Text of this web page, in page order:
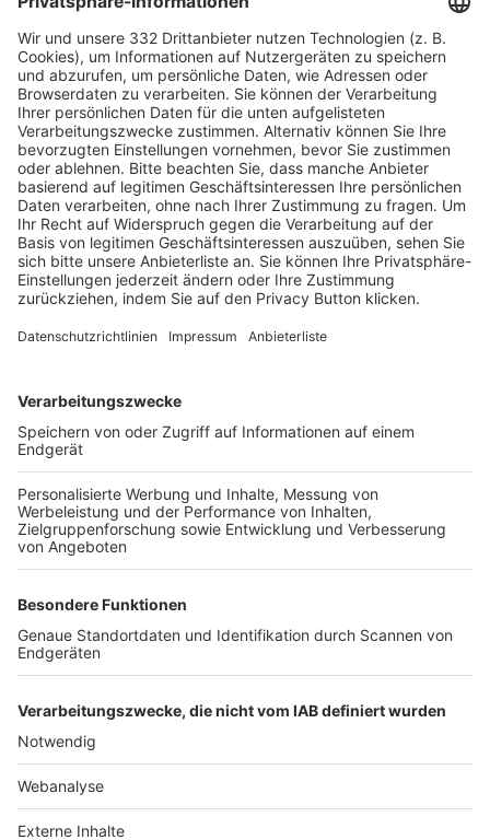
HÄUFIG BESUCHTE SEITEN
Pässe und Vereinswechsel
Trainerausbildung
Schulungsangebot Vereinsmitarbeiter
BFV-Geschäftsstellen
Trainerbörse
Login SpielPlus
FOLGE DEM BFV
TOP-VEREINE
TOP-PARTNER
Nutzungsbedingungen Datenschutz Impressum